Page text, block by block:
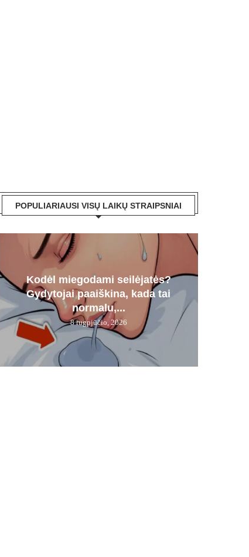
POPULIARIAUSI VISŲ LAIKŲ STRAIPSNIAI
Kodėl miegodami seilėjatės?
Gydytojai paaiškina, kada tai
normalu,...
8 rugpjūčio, 2026